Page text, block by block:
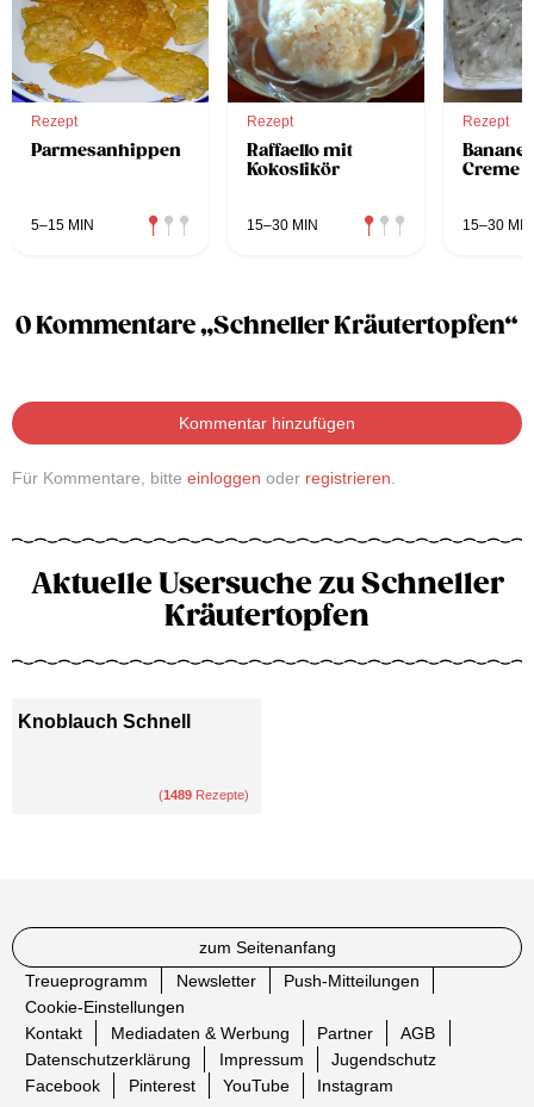
Rezept
Parmesanhippen
5–15 MIN
Rezept
Raffaello mit
Kokoslikör
15–30 MIN
Rezept
Creme
15–30 MIN
0 Kommentare „Schneller Kräutertopfen“
Kommentar hinzufügen
Für Kommentare, bitte einloggen oder registrieren
Aktuelle Usersuche zu Schneller
Kräutertopfen
Knoblauch Schnell
(1489 Rezepte)
zum Seitenanfang
Treueprogramm
Newsletter
Push-Mitteilungen
Cookie-Einstellungen
Kontakt
Mediadaten & Werbung Partner
AGB
Datenschutzerklärung
Impressum
Jugendschutz
Facebook
Pinterest YouTube Instagram